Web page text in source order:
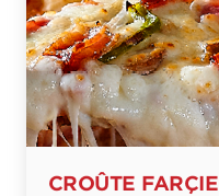
CROÛTE FARÇIE